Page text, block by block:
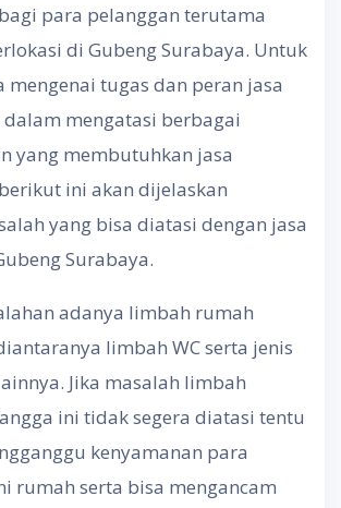
para pelanggan terutama
di Gubeng Surabaya. Untuk
mengenai tugas dan peran jasa
dalam mengatasi berbagai
yang membutuhkan jasa
ini akan dijelaskan
yang bisa diatasi dengan jasa
Surabaya.
adanya limbah rumah
limbah WC serta jenis
Jika masalah limbah
ini tidak segera diatasi tentu
kenyamanan para
rumah serta bisa mengancam